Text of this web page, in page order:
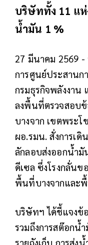
บริษัททั้ง 11 แ
น้ำมัน 1 %
27 มีนาคม 2569
การศูนย์ประสาน
กรมธุรกิจพลังงาน
ลงพื้นที่ตรวจสอบ
บางจาก เขตพระ
ผอ.รมน. สั่งการเ
ลักลอบส่งออกน้ำ
ดีเซล ซึ่งโรงกลั่น
พื้นที่บางจากและ
บริษัทฯ ได้ชี้แจงข้
รวมถึงการสต๊อกน้
รายถังเก็บ การส่